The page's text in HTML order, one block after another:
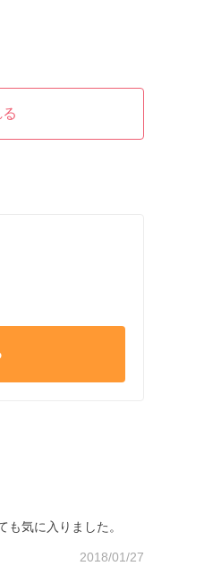
気に入りました。
2018/01/27